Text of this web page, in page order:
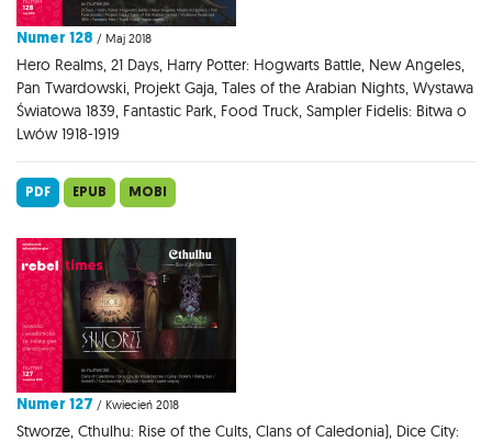
Numer 128 / Maj 2018
Hero Realms, 21 Days, Harry Potter: Hogwarts Battle, New Angeles,
Pan Twardowski, Projekt Gaja, Tales of the Arabian Nights, Wystawa
Światowa 1839, Fantastic Park, Food Truck, Sampler Fidelis: Bitwa o
Lwów 1918-1919
PDF EPUB MOBI
Numer 127 / Kwiecień 2018
Stworze, Cthulhu: Rise of the Cults, Clans of Caledonia), Dice City: